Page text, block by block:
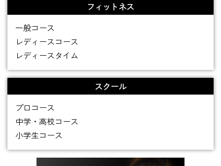
フィットネス
一般コース
レディースコース
レディースタイム
スクール
プロコース
中学・高校コース
小学生コース